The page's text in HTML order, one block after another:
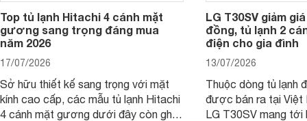
Top tủ lạnh Hitachi 4 cánh mặt
gương sang trọng đáng mua
năm 2026
17/07/2026
Sở hữu thiết kế sang trọng với mặt
kính cao cấp, các mẫu tủ lạnh Hitachi
4 cánh mặt gương dưới đây còn ghi
LG T30SV giảm
đồng, tủ lạnh 2
điện cho gia đình
13/07/2026
Thuộc dòng tủ lạnh
được bán ra tại Việt
LG T30SV mang tới